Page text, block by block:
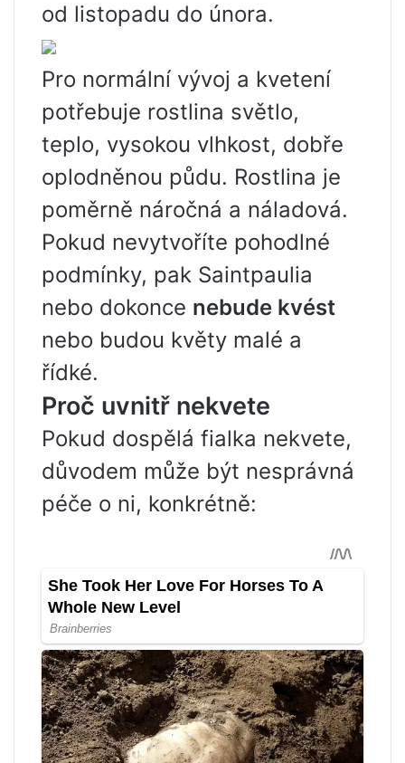
od listopadu do února.
Pro normální vývoj a kvetení
potřebuje rostlina světlo,
teplo, vysokou vlhkost, dobře
oplodněnou půdu. Rostlina je
poměrně náročná a náladová.
Pokud nevytvoříte pohodlné
podmínky, pak Saintpaulia
nebo dokonce nebude kvést
nebo budou květy malé a
řídké.
Proč uvnitř nekvete
Pokud dospělá fialka nekvete,
důvodem může být nesprávná
péče o ni, konkrétně: